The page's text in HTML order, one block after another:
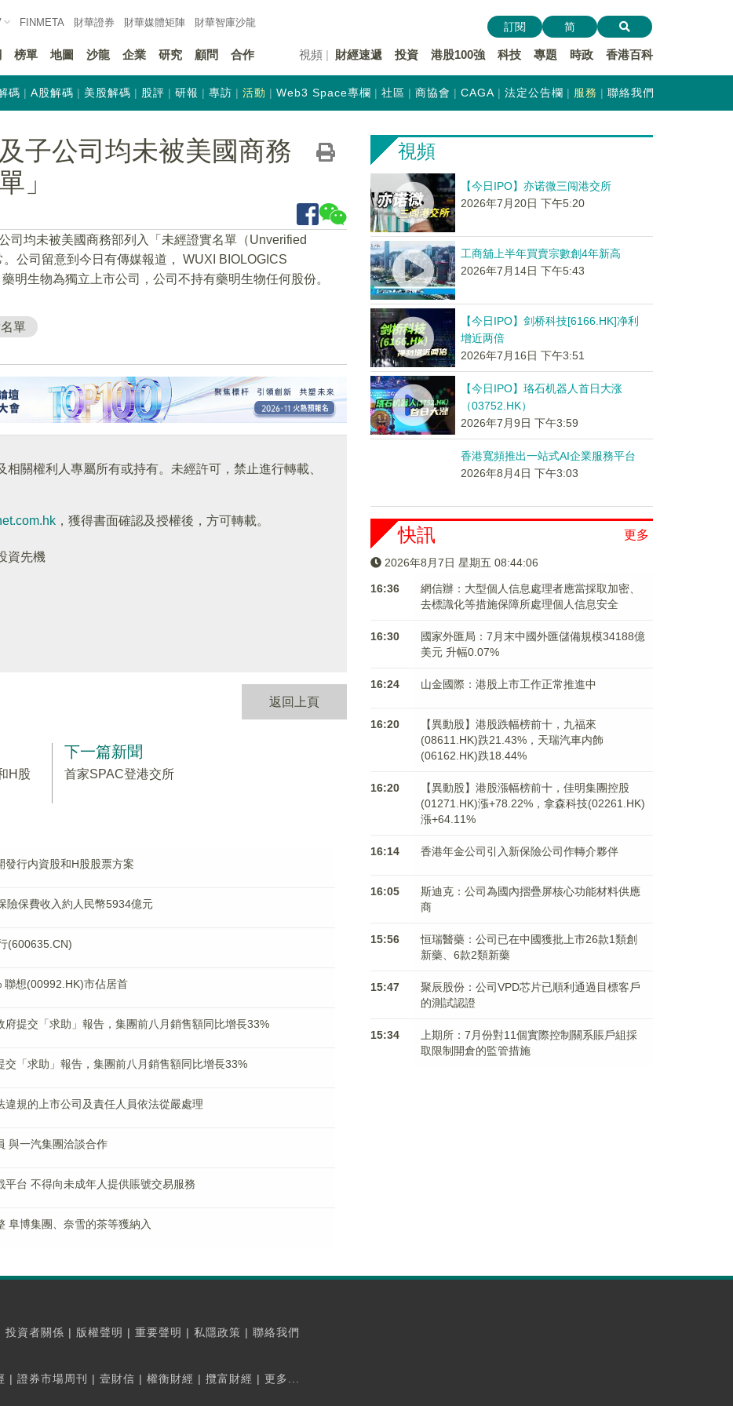
FINMETA 財華證券 財華媒體矩陣 財華智庫沙龍
榜單 地圖 沙龍 企業 研究 顧問 合作 視頻 財經速遞 投資 港股100強 科技 專題 時政 香港百科
訂閱 简
碼 A股解碼 美股解碼 股評 研報 專訪 活動 Web3 Space專欄 社區 商協會 CAGA 法定公告欄 服務 聯絡我們
子公司均未被美國商務
」
司均未被美國商務部列入「未經證實名單（Unverified
公司留意到今日有傳媒報道， WUXI BIOLOGICS
明生物為獨立上市公司，公司不持有藥明生物任何股份。
單
關權利人專屬所有或持有。未經許可，禁止進行轉載、
，獲得書面確認及授權後，方可轉載。
資先機
返回上頁
H股
下一篇新聞
首家SPAC登港交所
發行内資股和H股股票方案
險保費收入約人民幣5934億元
(600635.CN)
聯想(00992.HK)市佔居首
府提交「求助」報告，集團前八月銷售額同比增長33%
交「求助」報告，集團前八月銷售額同比增長33%
規的上市公司及責任人員依法從嚴處理
與一汽集團洽談合作
平台 不得向未成年人提供賬號交易服務
阜博集團、奈雪的茶等獲納入
視頻
【今日IPO】亦诺微三闯港交所
2026年7月20日 下午5:20
工商舖上半年買賣宗數創4年新高
2026年7月14日 下午5:43
【今日IPO】剑桥科技[6166.HK]净利
增近两倍
2026年7月16日 下午3:51
【今日IPO】珞石机器人首日大涨
（03752.HK）
2026年7月9日 下午3:59
香港寬頻推出一站式AI企業服務平台
2026年8月4日 下午3:03
更多
快訊
2026年8月7日 星期五 08:44:06
16:36
網信辦：大型個人信息處理者應當採取加密、
去標識化等措施保障所處理個人信息安全
16:30
國家外匯局：7月末中國外匯儲備規模34188億
美元 升幅0.07%
16:24 山金國際：港股上市工作正常推進中
16:20
【異動股】港股跌幅榜前十，九福來
(08611.HK)跌21.43%，天瑞汽車内飾
(06162.HK)跌18.44%
16:20
【異動股】港股漲幅榜前十，佳明集團控股
(01271.HK)漲+78.22%，拿森科技(02261.HK)
漲+64.11%
16:14 香港年金公司引入新保險公司作轉介夥伴
16:05
斯迪克：公司為國內摺疊屏核心功能材料供應
商
15:56
恒瑞醫藥：公司已在中國獲批上市26款1類創
新藥、6款2類新藥
15:47
聚辰股份：公司VPD芯片已順利通過目標客戶
的測試認證
15:34
上期所：7月份對11個實際控制關系賬戶組採
取限制開倉的監管措施
投資者關係 | 版權聲明 | 重要聲明 | 私隱政策 | 聯絡我們
| 證券市場周刊 | 壹財信 | 權衡財經 | 攬富財經 | 更多...